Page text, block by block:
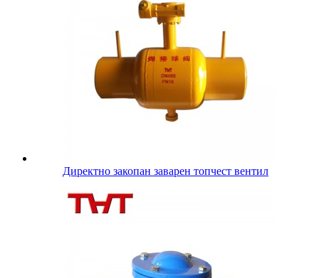
Директно закопан заварен топчест вентил